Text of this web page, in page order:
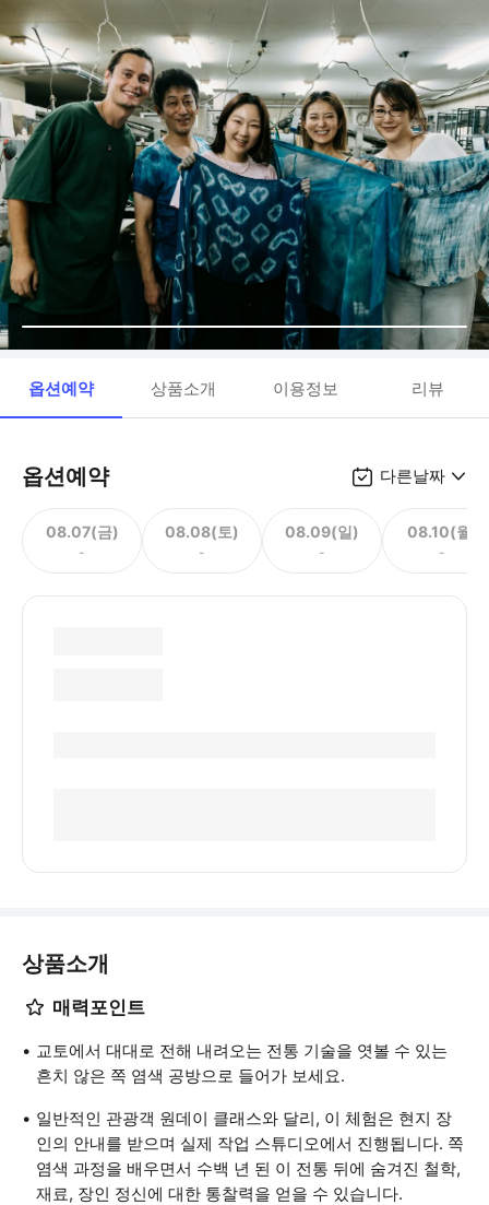
옵션예약 상품소개 이용정보 리뷰
옵션예약 다른날짜
08.07(금)
-
08.08(토)
-
08.09(일)
-
08.10(월)
-
상품소개
매력포인트
교토에서 대대로 전해 내려오는 전통 기술을 엿볼 수 있는
흔치 않은 쪽 염색 공방으로 들어가 보세요.
일반적인 관광객 원데이 클래스와 달리, 이 체험은 현지 장
인의 안내를 받으며 실제 작업 스튜디오에서 진행됩니다. 쪽
염색 과정을 배우면서 수백 년 된 이 전통 뒤에 숨겨진 철학,
재료, 장인 정신에 대한 통찰력을 얻을 수 있습니다.